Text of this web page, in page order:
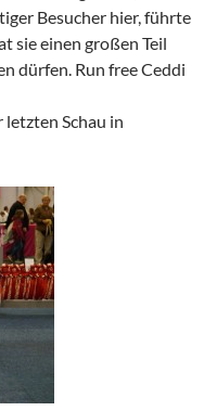
Besucher hier, führte
sie einen großen Teil
dürfen. Run free Ceddi
Schau in